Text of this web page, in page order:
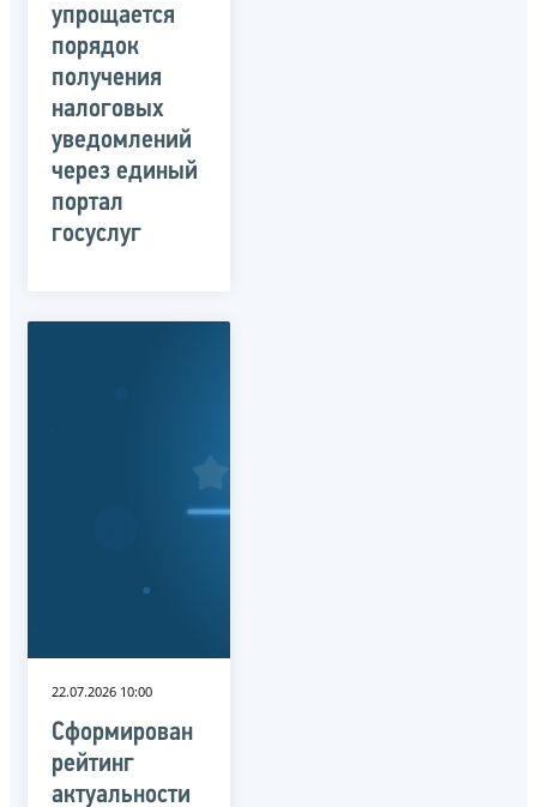
упрощается
порядок
получения
налоговых
уведомлений
через единый
портал
госуслуг
22.07.2026 10:00
Сформирован
рейтинг
актуальности